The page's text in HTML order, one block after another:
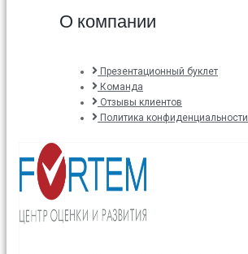
О компании
Презентационный буклет
Команда
Отзывы клиентов
Политика конфиденциальности